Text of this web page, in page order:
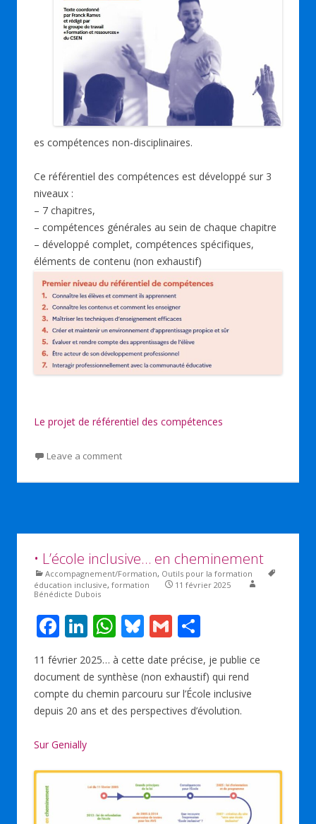
es compétences non-disciplinaires.
Ce référentiel des compétences est développé sur 3
niveaux :
– 7 chapitres,
– compétences générales au sein de chaque chapitre
– développé complet, compétences spécifiques,
éléments de contenu (non exhaustif)
Le projet de référentiel des compétences
Leave a comment
• L’école inclusive… en cheminement
Accompagnement/Formation, Outils pour la formation
éducation inclusive, formation
11 février 2025
Bénédicte Dubois
F
ac
e
b
o
o
Li
n
k
e
dI
W
h
at
s
A
Bl
u
e
sk
y
G
m
ai
l
ar
ta
g
er
11 février 2025… à cette date précise, je publie ce
document de synthèse (non exhaustif) qui rend
compte du chemin parcouru sur l’École inclusive
depuis 20 ans et des perspectives d’évolution.
Sur Genially